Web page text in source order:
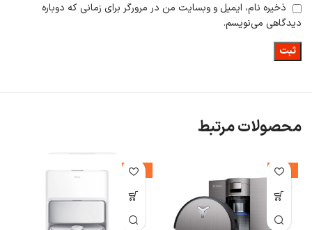
ذخیره نام، ایمیل و وبسایت من در مرورگر برای زمانی که دوباره
دیدگاهی می‌نویسم.
محصولات مرتبط
-14%
-21%